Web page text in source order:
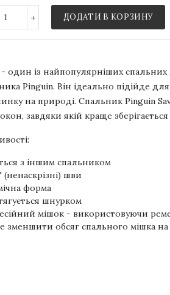
+ ДОДАТИ В КОРЗИНУ
- один із найпопулярніших спальних
Pinguin. Він ідеально підійде
на природі. Спальник Pinguin
завдяки якій краще
з іншим спальником
(ненаскрізні) шви
форма
шнурком
мішок - використовуючи
зменшити обсяг спального мішка на